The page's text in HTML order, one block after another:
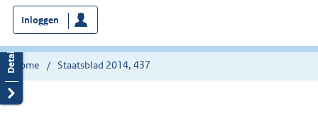
bent
nu
hier:
Inloggen
Home Staatsblad 2014, 437